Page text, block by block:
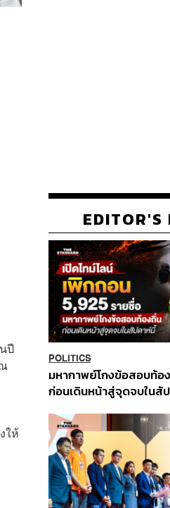
ปี
ให้
EDITOR'S
POLITICS
มหากาพย์โกงข้อสอบท้อ
ก่อนเดินหน้าสู่จุดจบในสั